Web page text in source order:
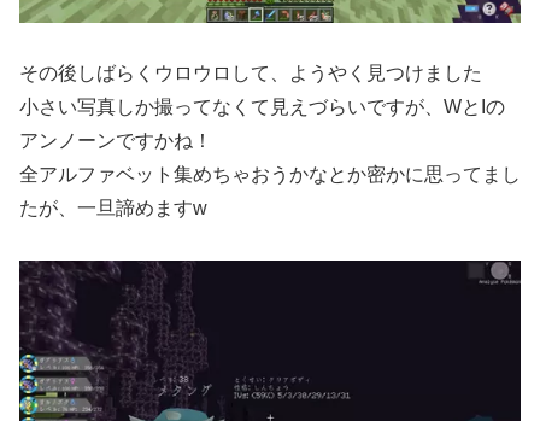
その後しばらくウロウロして、ようやく見つけました
小さい写真しか撮ってなくて見えづらいですが、WとIの
アンノーンですかね！
全アルファベット集めちゃおうかなとか密かに思ってまし
たが、一旦諦めますw